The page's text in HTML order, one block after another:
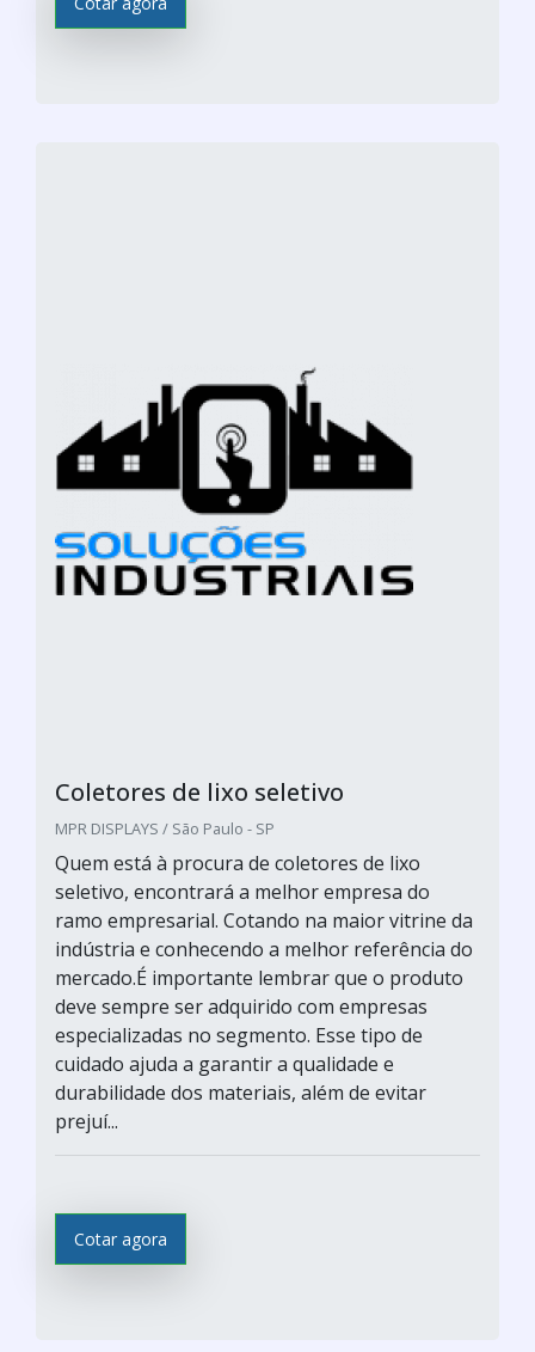
Coletores de lixo seletivo
MPR DISPLAYS / São Paulo - SP
Quem está à procura de coletores de lixo
seletivo, encontrará a melhor empresa do
ramo empresarial. Cotando na maior vitrine da
indústria e conhecendo a melhor referência do
mercado.É importante lembrar que o produto
deve sempre ser adquirido com empresas
especializadas no segmento. Esse tipo de
cuidado ajuda a garantir a qualidade e
durabilidade dos materiais, além de evitar
prejuí...
Cotar agora